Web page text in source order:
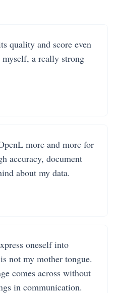
quality and score even
a really strong
more and more for
accuracy, document
about my data.
oneself into
not my mother tongue.
comes across without
in communication.